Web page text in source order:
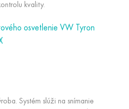
kvality.
osvetlenie VW Tyron
Systém slúži na snímanie